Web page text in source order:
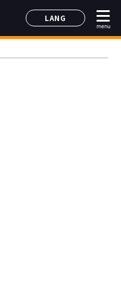
LANG
日本語
menu